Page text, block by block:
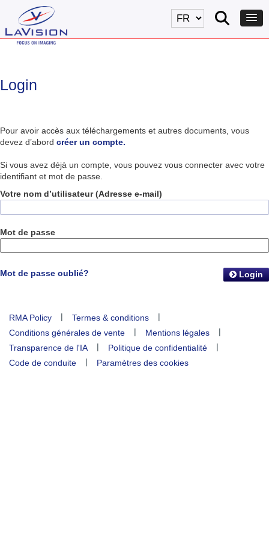
Login
Pour avoir accès aux téléchargements et autres documents, vous
devez d’abord créer un compte.
Si vous avez déjà un compte, vous pouvez vous connecter avec votre
identifiant et mot de passe.
Votre nom d’utilisateur (Adresse e-mail)
Mot de passe
Mot de passe oublié? Login
RMA Policy | Termes & conditions
|
Conditions générales de vente
| Mentions légales
|
Transparence de l'IA
| Politique de confidentialité
|
Code de conduite
| Paramètres des cookies